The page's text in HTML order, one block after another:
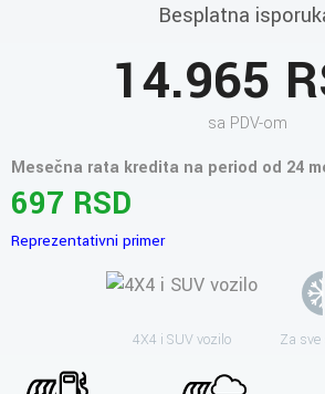
Besplatna
14.965
sa PDV-om
Mesečna rata kredita na period od 24
697 RSD
Reprezentativni primer
4X4 i SUV vozilo Za sve